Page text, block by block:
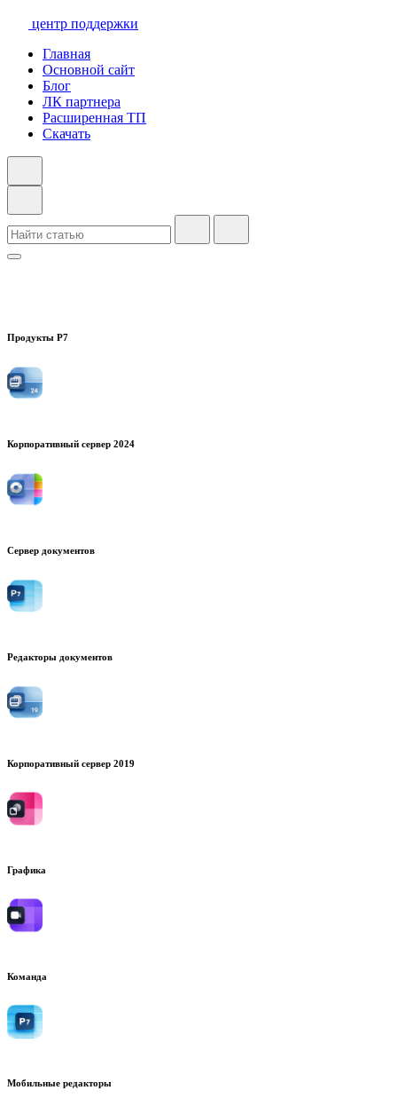
центр поддержки
Главная
Основной сайт
Блог
ЛК партнера
Расширенная ТП
Скачать
Продукты Р7
Корпоративный сервер 2024
Сервер документов
Редакторы документов
Корпоративный сервер 2019
Графика
Команда
Мобильные редакторы